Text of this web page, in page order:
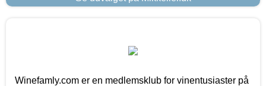
Winefamly.com er en medlemsklub for vinentusiaster på